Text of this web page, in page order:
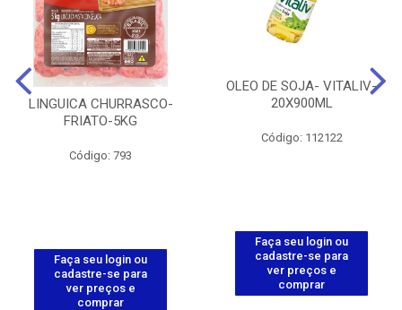
LINGUICA CHURRASCO-
FRIATO-5KG
Código: 793
Faça seu login ou
cadastre-se para
ver preços e
comprar
OLEO DE SOJA- VITALIV-
20X900ML
Código: 112122
Faça seu login ou
cadastre-se para
ver preços e
comprar